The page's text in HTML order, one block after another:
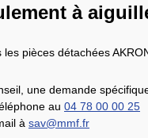
à
les pièces détachées
une demande
au 04 78 00 00 25
à sav@mmf.fr